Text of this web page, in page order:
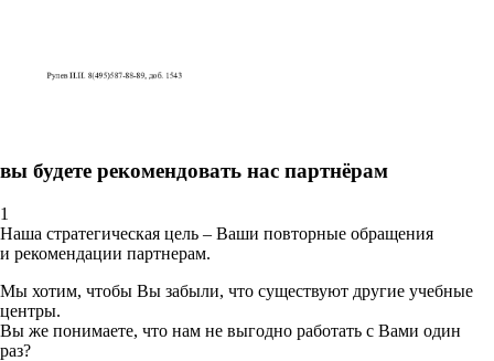
вы будете рекомендовать нас партнёрам
1
Наша стратегическая цель – Ваши повторные обращения
и рекомендации партнерам.
Мы хотим, чтобы Вы забыли, что существуют другие учебные
центры.
Вы же понимаете, что нам не выгодно работать с Вами один
раз?